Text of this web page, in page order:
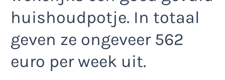
huishoudpotje. In totaal
geven ze ongeveer 562
euro per week uit.